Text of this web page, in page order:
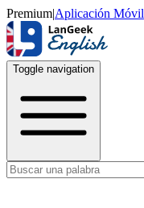
Premium|Aplicación Móvil
Toggle navigation